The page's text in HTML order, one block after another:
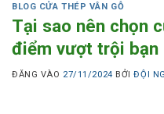
BLOG CỬA THÉP VÂN GỖ
Tại sao nên chọn
điểm vượt trội bạn
ĐĂNG VÀO 27/11/2024 BỞIĐỘI